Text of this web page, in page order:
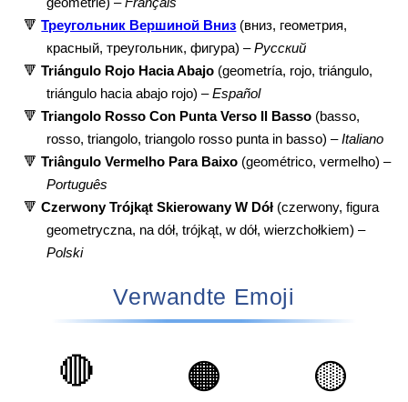
🔻 Треугольник Вершиной Вниз (вниз, геометрия,
красный, треугольник, фигура) –Русский
🔻 Triángulo Rojo Hacia Abajo (geometría, rojo, triángulo,
triángulo hacia abajo rojo) –Español
🔻 Triangolo Rosso Con Punta Verso Il Basso (basso,
rosso, triangolo, triangolo rosso punta in basso) –Italiano
🔻 Triângulo Vermelho Para Baixo (geométrico, vermelho) –
Português
🔻 Czerwony Trójkąt Skierowany W Dół (czerwony, figura
geometryczna, na dół, trójkąt, w dół, wierzchołkiem) –
Polski
Verwandte Emoji
🔴 🟠 🟡